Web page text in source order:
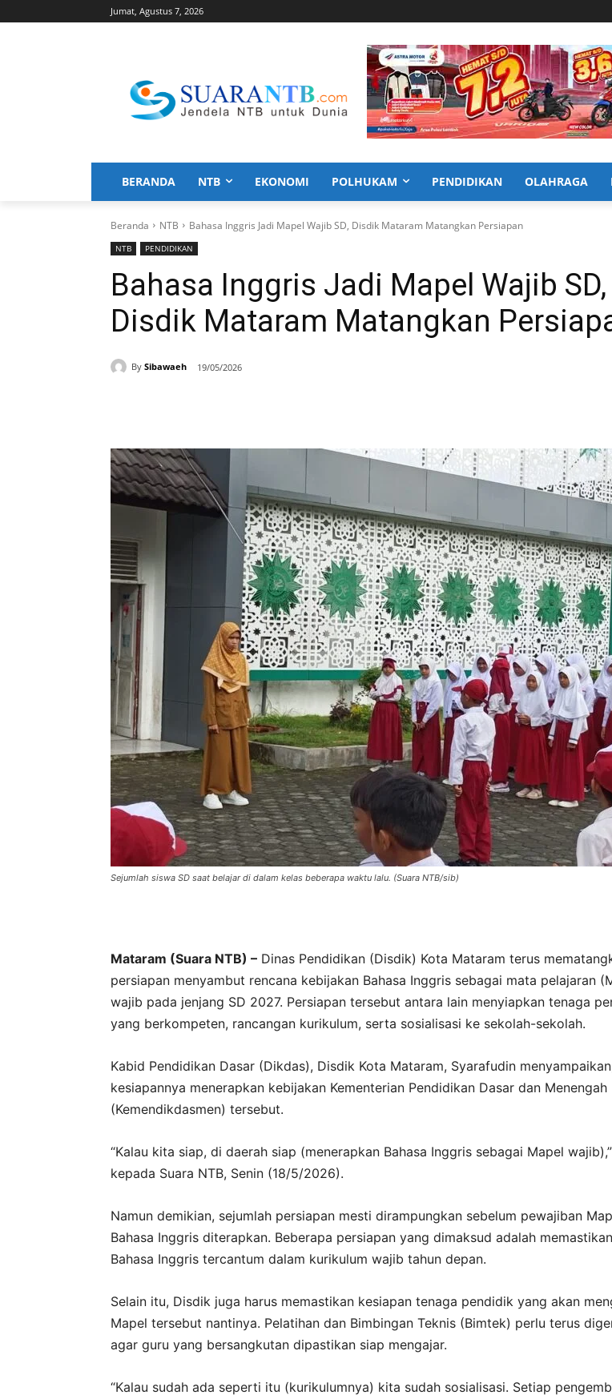
Jumat, Agustus 7, 2026
BERANDA NTB EKONOMI POLHUKAM PENDIDIKAN OLAHRAGA
Beranda NTB Bahasa Inggris Jadi Mapel Wajib SD, Disdik Mataram Matangkan Persiapan
NTB PENDIDIKAN
Bahasa Inggris Jadi Mapel Wajib SD,
Disdik Mataram Matangkan
By Sibawaeh 19/05/2026
Sejumlah siswa SD saat belajar di dalam kelas beberapa waktu lalu. (Suara NTB/sib)
Mataram (Suara NTB) – Dinas Pendidikan (Disdik) Kota Mataram terus
persiapan menyambut rencana kebijakan Bahasa Inggris sebagai mata pelajaran
wajib pada jenjang SD 2027. Persiapan tersebut antara lain menyiapkan tenaga
yang berkompeten, rancangan kurikulum, serta sosialisasi ke sekolah-sekolah.
Kabid Pendidikan Dasar (Dikdas), Disdik Kota Mataram, Syarafudin
kesiapannya menerapkan kebijakan Kementerian Pendidikan Dasar dan Menengah
(Kemendikdasmen) tersebut.
“Kalau kita siap, di daerah siap (menerapkan Bahasa Inggris sebagai Mapel
kepada Suara NTB, Senin (18/5/2026).
Namun demikian, sejumlah persiapan mesti dirampungkan sebelum pewajiban
Bahasa Inggris diterapkan. Beberapa persiapan yang dimaksud adalah
Bahasa Inggris tercantum dalam kurikulum wajib tahun depan.
Selain itu, Disdik juga harus memastikan kesiapan tenaga pendidik yang akan
Mapel tersebut nantinya. Pelatihan dan Bimbingan Teknis (Bimtek) perlu terus
agar guru yang bersangkutan dipastikan siap mengajar.
“Kalau sudah ada seperti itu (kurikulumnya) kita sudah sosialisasi. Setiap